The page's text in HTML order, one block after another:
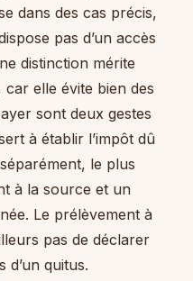
dans des cas précis,
pas d’un accès
distinction mérite
car elle évite bien des
sont deux gestes
à établir l’impôt dû
le plus
à la source et un
Le prélèvement à
pas de déclarer
d’un quitus.